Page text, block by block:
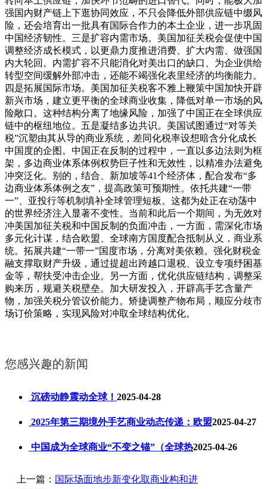
强国内财产链上下逛协同效应，不只会降低外部供应链中缀风
险，还会培育出一批具有国际合作力的本土企业，进一步巩固
中国经济韧性。三是扩容内需市场。美国加征关税会促使中国
调整经济成长模式，以更鼎力度推进消费、扩大内需、做强国
内大轮回。内需扩容不只能消化对美出口的缺口、为企业供给
转型空间缓解外部冲击，还能不竭强化表里经济的均衡能力。
四是拓展国际市场。美国加征关税客不雅上鞭策中国加快开辟
新兴市场，建立更平衡的全球商业收集，降低对单一市场的风
险敞口。这种结构分离了地缘风险，加强了中国正在全球供应
链中的枢纽地位。五是凝结多边共识。美国试图通过“对等关
税”沉塑由其从导的商业系统，差同化税率设想暗含分化成长
中国度的企图。中国正在反制的过程中，一直以多边法则为框
架，多边商业体系体例权势巨子性和无效性，以精准办法避免
冲突泛化。别的，结合、新加坡等41个经济体，配合发布“多
边商业体系体例之友”，提高政策可预期性。依托共建“一带
一”、亚投行等机制填补全球管理短板。这都为处正在动荡中
的世界经济注入显著不变性。当前和此后一个期间，为无效对
冲美国加征关税和中国反制的负面冲击，一方面，需深化市场
多元化计谋，结合欧盟、全球南方国度配合抵制从义，商业系
统。拓展共建“一带一”国度市场，分离对美依赖。强化财税金
融支撑取财产升级，通过提超出跨越口退税、设立专项纾困基
金等，帮扶受冲击企业。另一方面，优化供应链结构，调整采
购来历，规避关税壁垒。加大研发投入，开辟高手艺含量产
物，加强关税分管议价能力。矫捷调整产物布局，顺应分歧市
场订价策略，实现风险对冲取全球结构优化。
您感兴趣的新闻
沉磅动静震动全球！ 2025-04-28
2025年第三期境外手艺商业动态传递：欧盟2025-04-27
中国成为全球商业“不变之锚”（全球热2025-04-26
上一篇： 国际场面地步新变化取商业构和进